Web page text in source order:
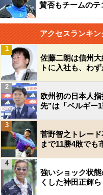
賛否もチームの
アクセスランキン
佐藤二朗は信州
トに入社も、わ
1
欧州初の日本人
先”は「ベルギー
2
菅野智之トレー
まで11勝4敗でも
3
強いショック状
くした神田正輝
4